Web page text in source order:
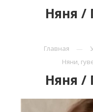
Няня /
Главная
Няни,
Няня /